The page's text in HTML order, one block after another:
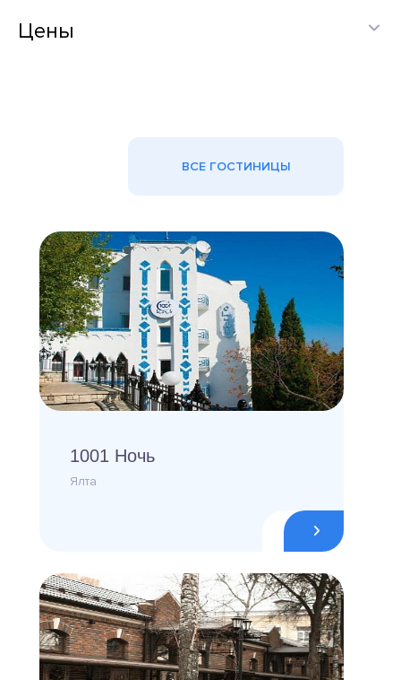
Цены
ВСЕ ГОСТИНИЦЫ
1001 Ночь
Ялта